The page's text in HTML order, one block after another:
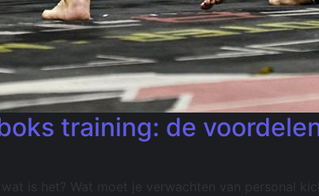
training: de
wat is het? Wat moet je verwachten van personal